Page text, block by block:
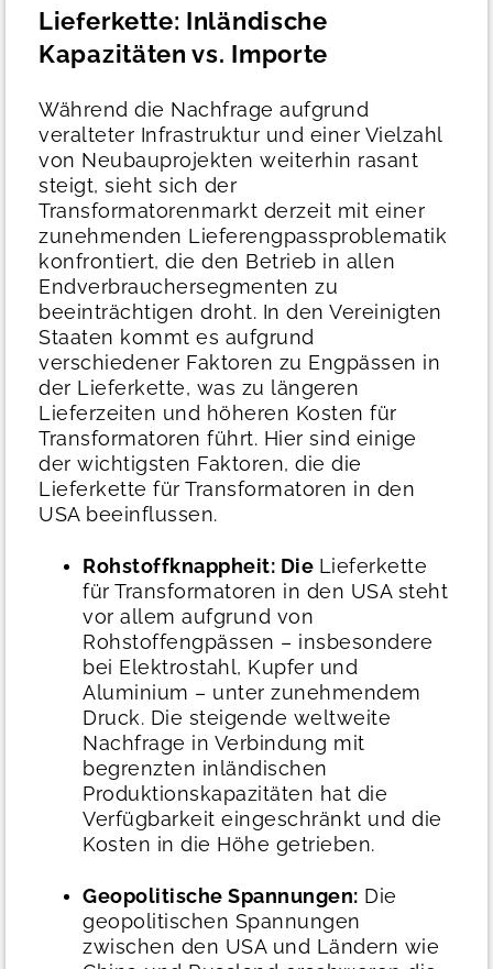
Lieferkette: Inländische
Kapazitäten vs. Importe
Während die Nachfrage aufgrund
veralteter Infrastruktur und einer Vielzahl
von Neubauprojekten weiterhin rasant
steigt, sieht sich der
Transformatorenmarkt derzeit mit einer
zunehmenden Lieferengpassproblematik
konfrontiert, die den Betrieb in allen
Endverbrauchersegmenten zu
beeinträchtigen droht. In den Vereinigten
Staaten kommt es aufgrund
verschiedener Faktoren zu Engpässen in
der Lieferkette, was zu längeren
Lieferzeiten und höheren Kosten für
Transformatoren führt. Hier sind einige
der wichtigsten Faktoren, die die
Lieferkette für Transformatoren in den
USA beeinflussen.
Rohstoffknappheit: Die Lieferkette
für Transformatoren in den USA steht
vor allem aufgrund von
Rohstoffengpässen – insbesondere
bei Elektrostahl, Kupfer und
Aluminium – unter zunehmendem
Druck. Die steigende weltweite
Nachfrage in Verbindung mit
begrenzten inländischen
Produktionskapazitäten hat die
Verfügbarkeit eingeschränkt und die
Kosten in die Höhe getrieben.
Geopolitische Spannungen: Die
geopolitischen Spannungen
zwischen den USA und Ländern wie